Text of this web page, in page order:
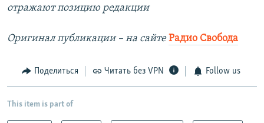
отражают позицию редакции
Оригинал публикации – на сайтеРадио Свобода
Поделиться Читать без VPN Follow us
This item is part of